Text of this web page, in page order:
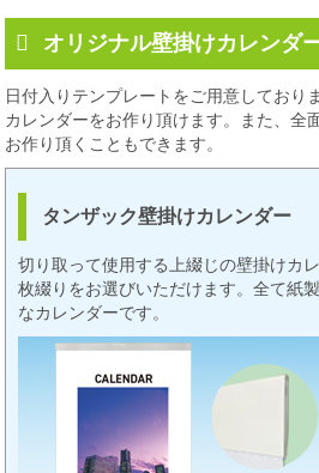
オリジナル壁掛けカレン
日付入りテンプレートをご用意しており
カレンダーをお作り頂けます。また、全
お作り頂くこともできます。
タンザック壁掛けカレンダー
切り取って使用する上綴じの壁掛けカ
枚綴りをお選びいただけます。全て紙
なカレンダーです。